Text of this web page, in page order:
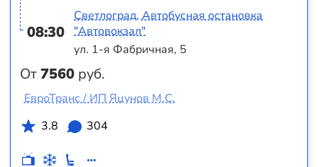
08:30
От7560 руб.
Светлоград, Автобусная остановка
"Автовокзал"
ул. 1-я Фабричная, 5
ЕвроТранс / ИП Яцунов М.С.
3.8
304